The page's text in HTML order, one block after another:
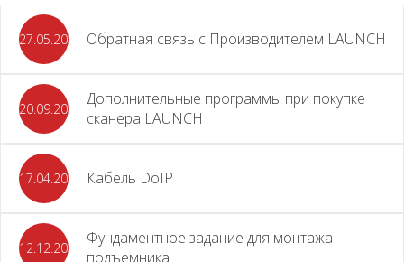
27.05.2026 Обратная связь с Производителем LAUNCH
20.09.2025
Дополнительные программы при покупке
сканера LAUNCH
17.04.2024 Кабель DoIP
12.12.2023
Фундаментное задание для монтажа
подъемника